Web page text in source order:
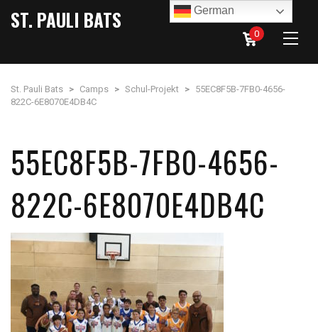
ST. PAULI BATS
0
St. Pauli Bats > Camps > Schul-Projekt > 55EC8F5B-7FB0-4656-
822C-6E8070E4DB4C
55EC8F5B-7FB0-4656-
822C-6E8070E4DB4C
German